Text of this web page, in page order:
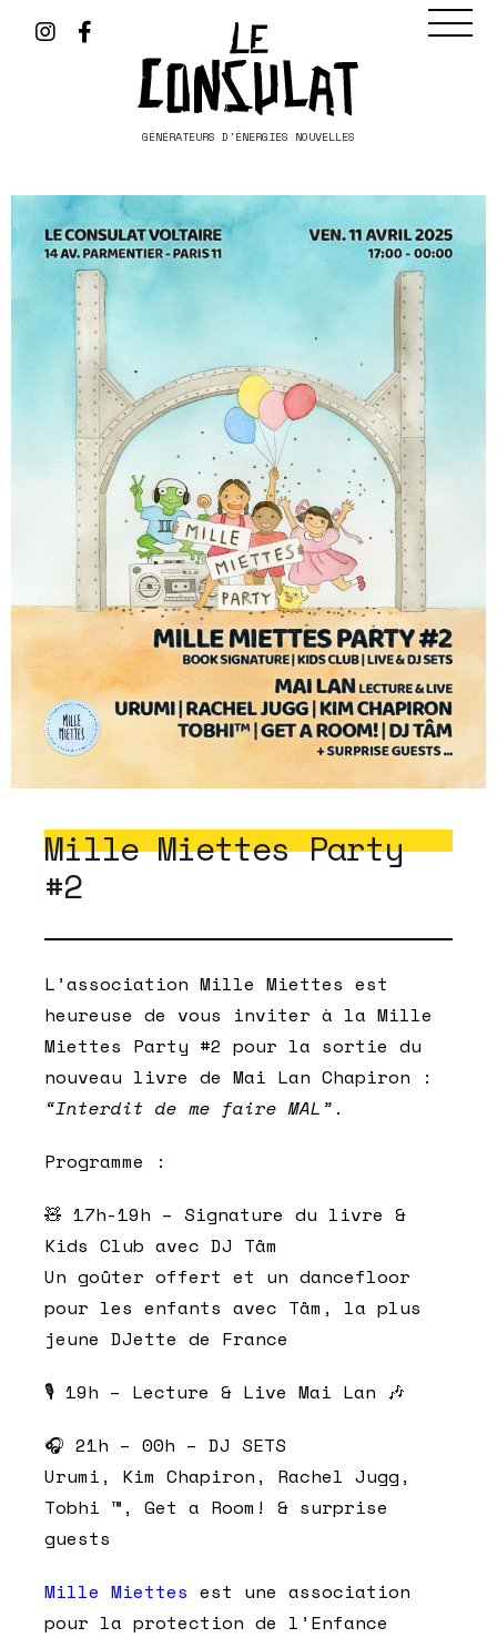
GÉNÉRATEURS D'ÉNERGIES NOUVELLES
Mille Miettes Party
#2
L’association Mille Miettes est
heureuse de vous inviter à la Mille
Miettes Party #2 pour la sortie du
nouveau livre de Mai Lan Chapiron :
“Interdit de me faire MAL” .
Programme :
🧸 17h-19h – Signature du livre &
Kids Club avec DJ Tâm
Un goûter offert et un dancefloor
pour les enfants avec Tâm, la plus
jeune DJette de France
🎙️ 19h – Lecture & Live Mai Lan 🎶
🎧 21h – 00h – DJ SETS
Urumi, Kim Chapiron, Rachel Jugg,
Tobhi ™, Get a Room! & surprise
guests
Mille Miettes est une association
pour la protection de l’Enfance